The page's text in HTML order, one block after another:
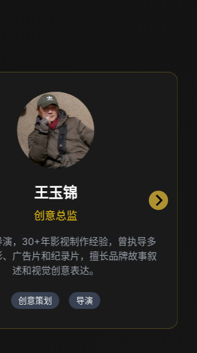
王玉锦
创意总监
演，30+年影视制作经验，曾执导多
广告片和纪录片，擅长品牌故事叙
述和视觉创意表达。
创意策划 导演